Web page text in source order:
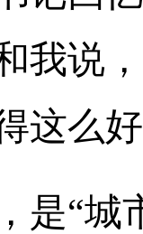
我说
这么
是“城